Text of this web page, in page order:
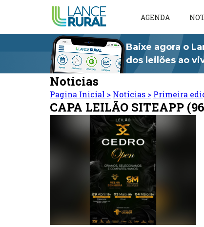
AGENDA
Baixe agora o
dos leilões ao
Notícias
Pagina Inicial > Notícias > Primeira
CAPA LEILÃO SITEAPP